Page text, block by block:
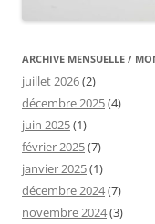
ARCHIVE MENSUELLE /
juillet 2026(2)
décembre 2025(4)
juin 2025(1)
février 2025(7)
janvier 2025(1)
décembre 2024(7)
novembre 2024(3)